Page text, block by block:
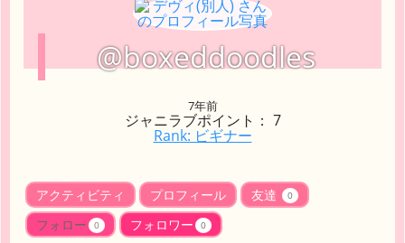
@boxeddoodles
7年前
ジャニラブポイント： 7
Rank: ビギナー
アクティビティ プロフィール 友達 0
フォロー 0 フォロワー 0